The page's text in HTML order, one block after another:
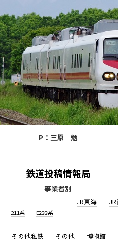
P：三原 勉
鉄道投稿情報局
事業者別
211系 E233系
JR東海
その他私鉄 その他 博物館